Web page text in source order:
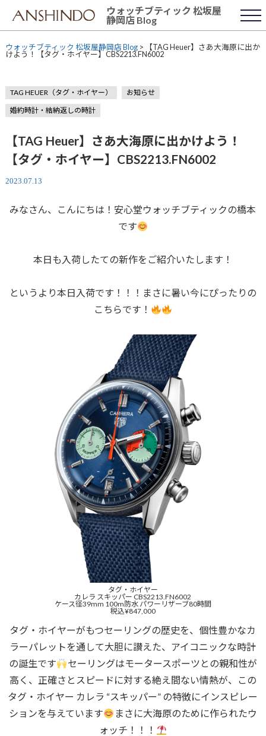
content
ウォッチブティック 松坂屋
静岡店 Blog
ウォッチブティック 松坂屋静岡店 Blog> 【TAG Heuer】さあ大海原に出か
けよう！【タグ・ホイヤー】CBS2213.FN6002
TAG HEUER（タグ・ホイヤー）
お知らせ
婚約時計・結納返しの時計
【TAG Heuer】さあ大海原に出かけよう！
【タグ・ホイヤー】CBS2213.FN6002
2023.07.13
みなさん、こんにちは！安心堂ウォッチブティックの橋本
です
本日も入荷したての新作をご紹介いたします！
というより本日入荷です！！！まさに暑い今にぴったりの
こちらです！
タグ・ホイヤー
カレラ スキッパー CBS2213.FN6002
ケース径39mm 100m防水 パワーリザーブ80時間
税込¥847,000
タグ・ホイヤーがもつセーリングの歴史を、個性豊かなカ
ラーパレットを通して大胆に讃えた、アイコニックな時計
の誕生です
セーリングはモータースポーツとの親和性が
高く、正確さとスピードに対する絶え間ない情熱が、この
タグ・ホイヤー カレラ “スキッパー” の特徴にインスピレー
ションを与えています
まさに大海原のために作られたウ
ォッチ！！！